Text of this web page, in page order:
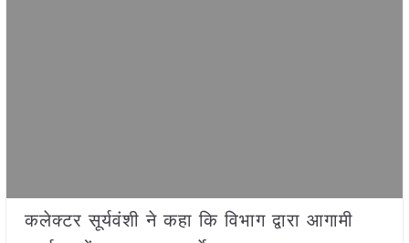
कलेक्टर सूर्यवंशी ने कहा कि विभाग द्वारा आगामी